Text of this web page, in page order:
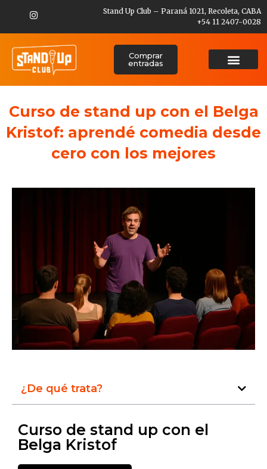
Stand Up Club – Paraná 1021, Recoleta, CABA
+54 11 2407-0028
Comprar
entradas
Curso de stand up con el Belga
Kristof: aprendé comedia desde
cero con los mejores
¿De qué trata?
Curso de stand up con el
Belga Kristof